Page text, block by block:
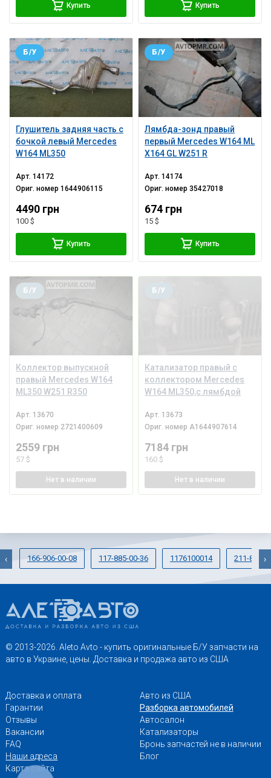
Купить Купить
Глушитель задняя часть с
бочкой левый Mercedes
W164 ML350
Б/У
Арт.14172
Ориг. номер1644906115
4490 грн
100 $
Купить
Лямбда-зонд правый
первый Mercedes W164 ML
X164 GL W251 R
Б/У
Арт.14174
Ориг. номер35427018
674 грн
15 $
Купить
Коллектор выпускной
правый Mercedes W164
ML350 W251 R350
Б/У
Арт. 13670
Ориг. номер 2721400609
2559 грн
57 $
Нет в наличии
Катализатор правый с
коллектором Mercedes
W164 ML350,с лямбдой
Б/У
Арт. 13673
Ориг. номер A1644907614
7184 грн
160 $
Нет в наличии
166-906-00-08 117-885-00-36 1176100014 211-830-
‹ ›
© 2013-2026. Aleto Avto - купить оригинальные Б/У запчасти на
авто в Украине, цены. Доставка и продажа авто из США
Доставка и оплата
Гарантии
Отзывы
Вакансии
FAQ
Наши адреса
Карта сайта
Авто из США
Разборка автомобилей
Автосалон
Катализаторы
Бронь запчастей не в наличии
Блог